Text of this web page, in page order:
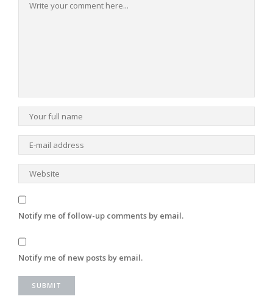
Notify me of follow-up comments by email.
Notify me of new posts by email.